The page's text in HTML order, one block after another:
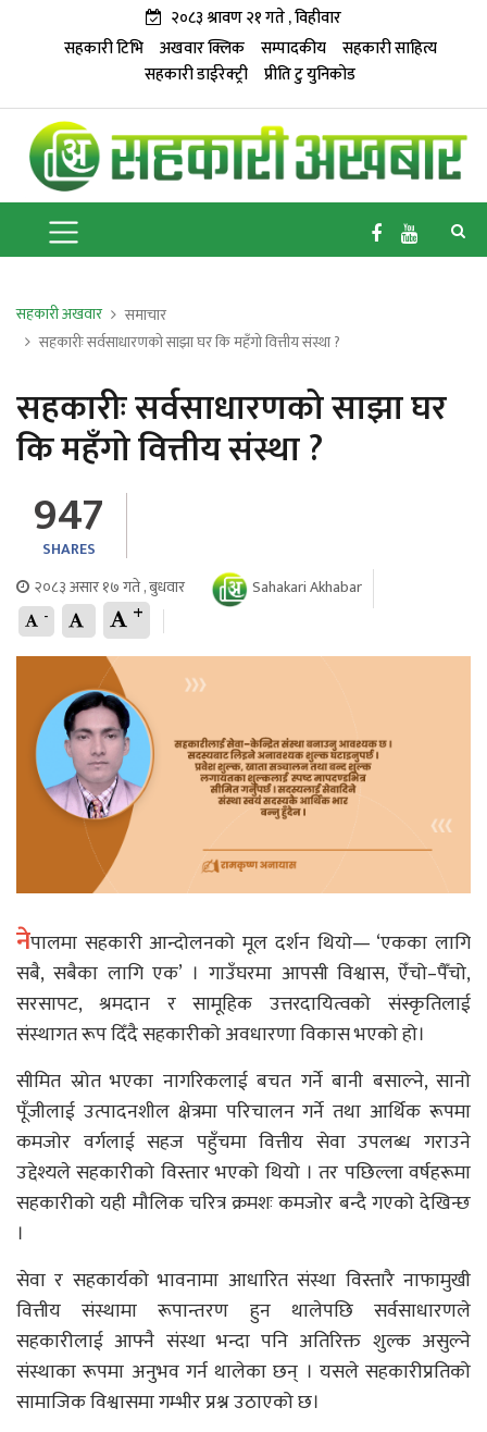
२०८३ श्रावण २१ गते , विहीवार
सहकारी टिभि
अखवार क्लिक सम्पादकीय
सहकारी साहित्य
सहकारी डाईरेक्ट्री प्रीति टु युनिकोड
सहकारी अखवार
समाचार
सहकारीः सर्वसाधारणको साझा घर कि महँगो वित्तीय संस्था ?
सहकारीः सर्वसाधारणको साझा घर
कि महँगो वित्तीय संस्था ?
947
SHARES
२०८३ असार १७ गते , बुधवार
Sahakari Akhabar
- +
नेपालमा सहकारी आन्दोलनको मूल दर्शन थियो— ‘एकका लागि
सबै, सबैका लागि एक’ । गाउँघरमा आपसी विश्वास, ऐँचो–पैँचो,
सरसापट, श्रमदान र सामूहिक उत्तरदायित्वको संस्कृतिलाई
संस्थागत रूप दिँदै सहकारीको अवधारणा विकास भएको हो।
सीमित स्रोत भएका नागरिकलाई बचत गर्ने बानी बसाल्ने, सानो
पूँजीलाई उत्पादनशील क्षेत्रमा परिचालन गर्ने तथा आर्थिक रूपमा
कमजोर वर्गलाई सहज पहुँचमा वित्तीय सेवा उपलब्ध गराउने
उद्देश्यले सहकारीको विस्तार भएको थियो । तर पछिल्ला वर्षहरूमा
सहकारीको यही मौलिक चरित्र क्रमशः कमजोर बन्दै गएको देखिन्छ
।
सेवा र सहकार्यको भावनामा आधारित संस्था विस्तारै नाफामुखी
वित्तीय संस्थामा रूपान्तरण हुन थालेपछि सर्वसाधारणले
सहकारीलाई आफ्नै संस्था भन्दा पनि अतिरिक्त शुल्क असुल्ने
संस्थाका रूपमा अनुभव गर्न थालेका छन् । यसले सहकारीप्रतिको
सामाजिक विश्वासमा गम्भीर प्रश्न उठाएको छ।